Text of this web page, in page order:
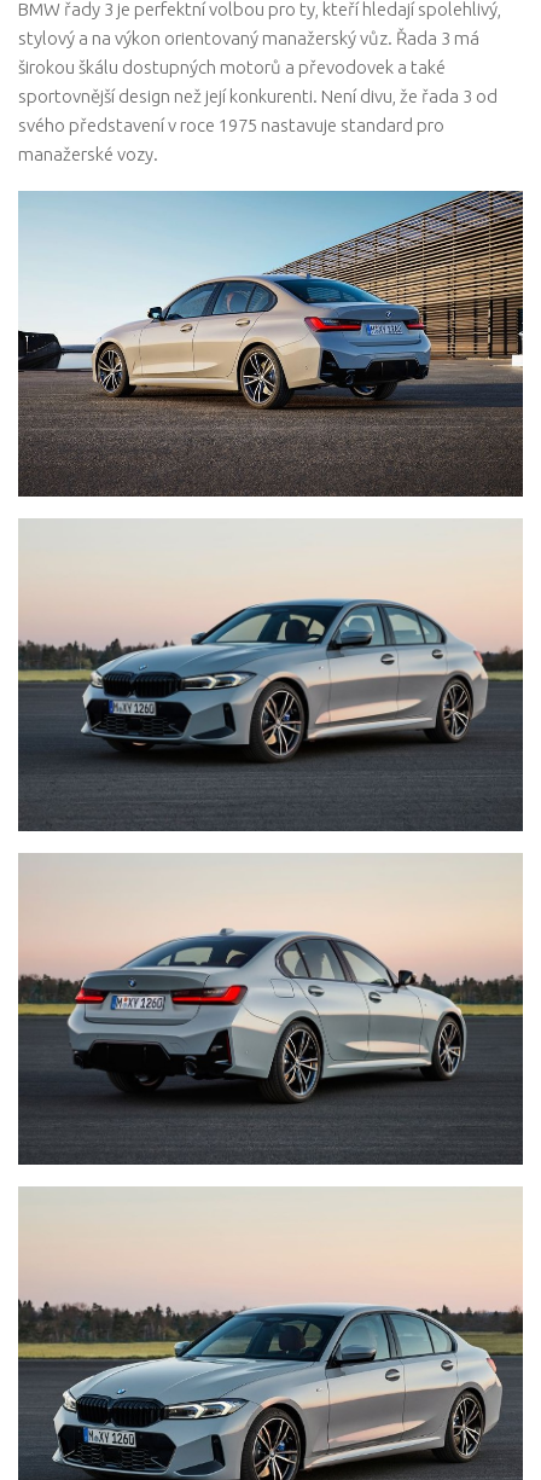
BMW řady 3 je perfektní volbou pro ty, kteří hledají spolehlivý,
stylový a na výkon orientovaný manažerský vůz. Řada 3 má
širokou škálu dostupných motorů a převodovek a také
sportovnější design než její konkurenti. Není divu, že řada 3 od
svého představení v roce 1975 nastavuje standard pro
manažerské vozy.